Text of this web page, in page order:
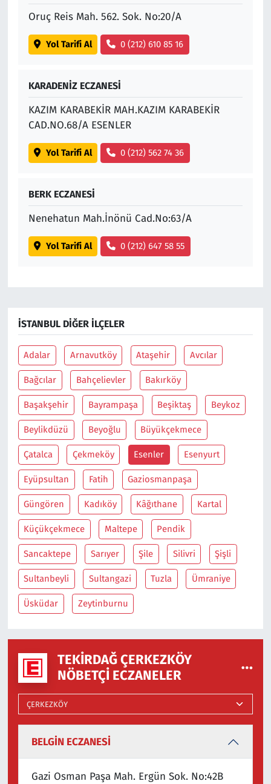
Oruç Reis Mah. 562. Sok. No:20/A
Yol Tarifi Al 0 (212) 610 85 16
KARADENİZ ECZANESİ
KAZIM KARABEKİR MAH.KAZIM KARABEKİR
CAD.NO.68/A ESENLER
Yol Tarifi Al 0 (212) 562 74 36
BERK ECZANESİ
Nenehatun Mah.İnönü Cad.No:63/A
Yol Tarifi Al 0 (212) 647 58 55
İSTANBUL DIĞER İLÇELER
Adalar Arnavutköy Ataşehir Avcılar
Bağcılar Bahçelievler Bakırköy
Başakşehir Bayrampaşa Beşiktaş Beykoz
Beylikdüzü Beyoğlu Büyükçekmece
Çatalca Çekmeköy Esenler Esenyurt
Eyüpsultan Fatih Gaziosmanpaşa
Güngören Kadıköy Kâğıthane Kartal
Küçükçekmece Maltepe Pendik
Sancaktepe Sarıyer Şile Silivri Şişli
Sultanbeyli Sultangazi Tuzla Ümraniye
Üsküdar Zeytinburnu
TEKIRDAĞ ÇERKEZKÖY
NÖBETÇI ECZANELER
BELGİN ECZANESİ
Gazi Osman Paşa Mah. Ergün Sok. No:42B
Süleymanpaşa
Tekirdağ